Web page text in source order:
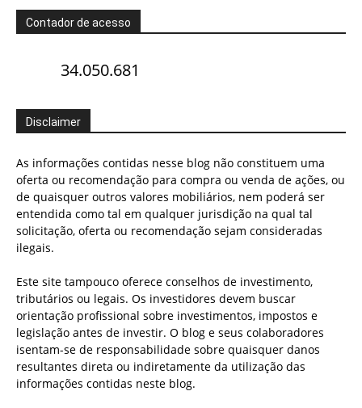
Contador de acesso
34.050.681
Disclaimer
As informações contidas nesse blog não constituem uma
oferta ou recomendação para compra ou venda de ações, ou
de quaisquer outros valores mobiliários, nem poderá ser
entendida como tal em qualquer jurisdição na qual tal
solicitação, oferta ou recomendação sejam consideradas
ilegais.
Este site tampouco oferece conselhos de investimento,
tributários ou legais. Os investidores devem buscar
orientação profissional sobre investimentos, impostos e
legislação antes de investir. O blog e seus colaboradores
isentam-se de responsabilidade sobre quaisquer danos
resultantes direta ou indiretamente da utilização das
informações contidas neste blog.